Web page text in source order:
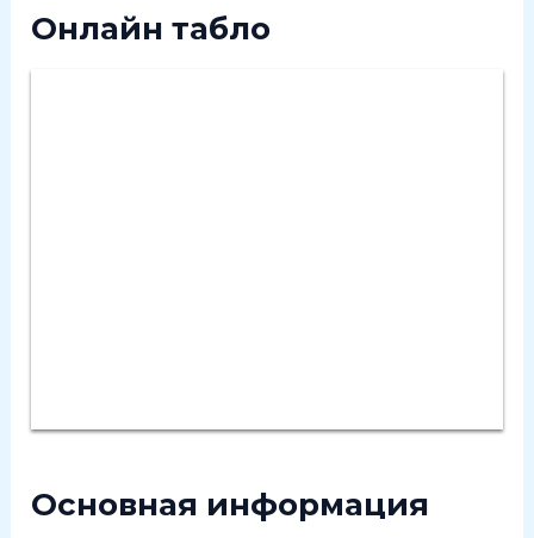
Онлайн табло
Основная информация